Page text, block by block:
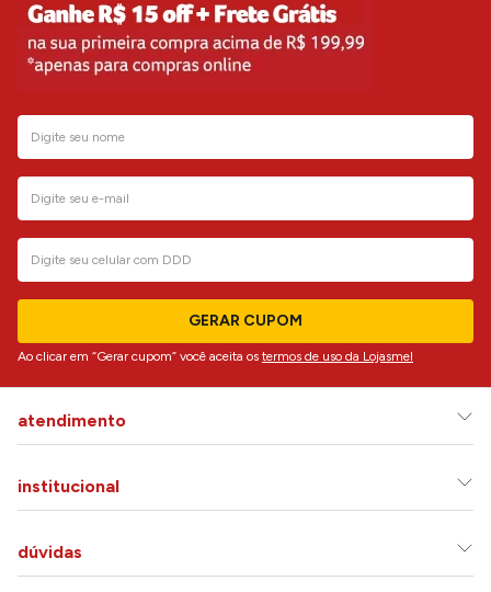
GERAR CUPOM
Ao clicar em “Gerar cupom” você aceita os termos de uso da Lojasmel
atendimento
institucional
dúvidas